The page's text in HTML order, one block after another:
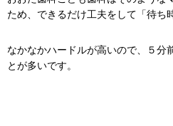
ため、できるだけ工夫をして「待ち
なかなかハードルが高いので、５分
とが多いです。